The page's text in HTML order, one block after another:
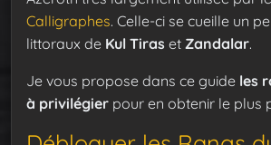
Calligraphes. Celle-ci se cueille un
littoraux de Kul Tiras et Zandalar.
Je vous propose dans ce guide les
à privilégier pour en obtenir le plus